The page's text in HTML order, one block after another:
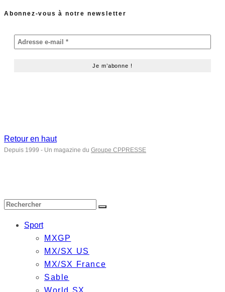
Abonnez-vous à notre newsletter
Retour en haut
Depuis 1999 - Un magazine du Groupe CPPRESSE
Sport
MXGP
MX/SX US
MX/SX France
Sable
World SX